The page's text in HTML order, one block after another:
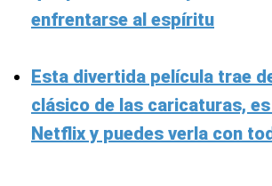
enfrentarse al espíritu
Esta divertida película trae
clásico de las caricaturas,
Netflix y puedes verla con